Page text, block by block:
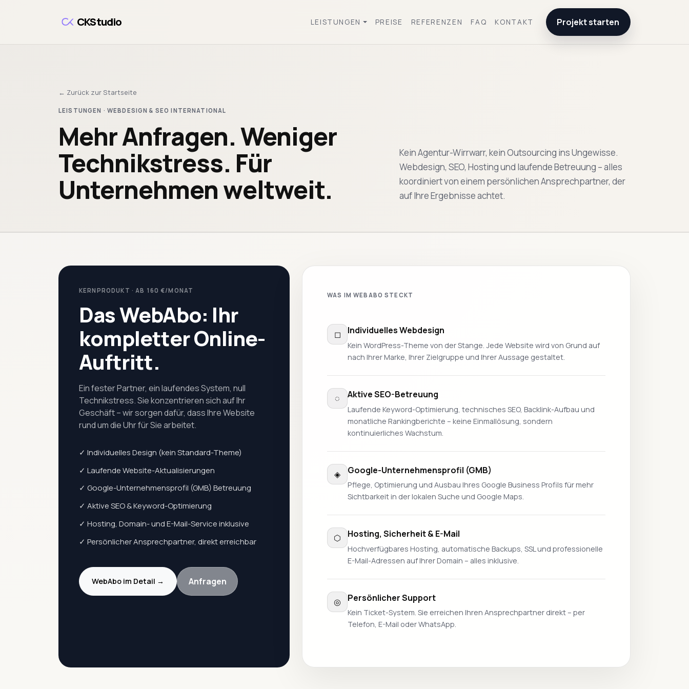
CKStudio LEISTUNGEN PREISE REFERENZEN FAQ KONTAKT Projekt starten
← Zurück zur Startseite
LEISTUNGEN · WEBDESIGN & SEO INTERNATIONAL
Mehr Anfragen. Weniger
Technikstress. Für
Unternehmen weltweit.
Kein Agentur-Wirrwarr, kein Outsourcing ins Ungewisse.
Webdesign, SEO, Hosting und laufende Betreuung – alles
koordiniert von einem persönlichen Ansprechpartner, der
auf Ihre Ergebnisse achtet.
KERNPRODUKT · AB 160 €/MONAT
Das WebAbo: Ihr
kompletter Online-
Auftritt.
Ein fester Partner, ein laufendes System, null
Technikstress. Sie konzentrieren sich auf Ihr
Geschäft – wir sorgen dafür, dass Ihre Website
rund um die Uhr für Sie arbeitet.
✓ Individuelles Design (kein Standard-Theme)
✓ Laufende Website-Aktualisierungen
✓ Google-Unternehmensprofil (GMB) Betreuung
✓ Aktive SEO & Keyword-Optimierung
✓ Hosting, Domain- und E-Mail-Service inklusive
✓ Persönlicher Ansprechpartner, direkt erreichbar
WebAbo im Detail → Anfragen
WAS IM WEBABO STECKT
◻ Individuelles Webdesign
Kein WordPress-Theme von der Stange. Jede Website wird von Grund auf
nach Ihrer Marke, Ihrer Zielgruppe und Ihrer Aussage gestaltet.
◌ Aktive SEO-Betreuung
Laufende Keyword-Optimierung, technisches SEO, Backlink-Aufbau und
monatliche Rankingberichte – keine Einmallösung, sondern
kontinuierliches Wachstum.
◈ Google-Unternehmensprofil (GMB)
Pflege, Optimierung und Ausbau Ihres Google Business Profils für mehr
Sichtbarkeit in der lokalen Suche und Google Maps.
⬡ Hosting, Sicherheit & E-Mail
Hochverfügbares Hosting, automatische Backups, SSL und professionelle
E-Mail-Adressen auf Ihrer Domain – alles inklusive.
◎ Persönlicher Support
Kein Ticket-System. Sie erreichen Ihren Ansprechpartner direkt – per
Telefon, E-Mail oder WhatsApp.